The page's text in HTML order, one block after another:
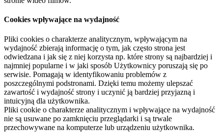
Cookies wpływające na wydajność
Pliki cookies o charakterze analitycznym, wpływającym na
wydajność zbierają informację o tym, jak często strona jest
odwiedzana i jak się z niej korzysta np. które strony są najbardziej i
najmniej popularne i w jaki sposób Użytkownicy poruszają się po
serwisie. Pomagają w identyfikowaniu problemów z
poszczególnymi podstronami. Dzięki temu możemy ulepszać
zawartość i wydajność strony i uczynić ją bardziej przyjazną i
intuicyjną dla użytkownika.
Pliki cookie o charakterze analitycznym i wpływające na wydajność
nie są usuwane po zamknięciu przeglądarki i są trwale
przechowywane na komputerze lub urządzeniu użytkownika.